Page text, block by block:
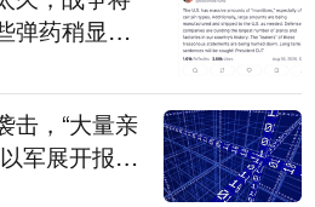
弹药稍显紧
管理文本
击，“大量亲
军展开报复